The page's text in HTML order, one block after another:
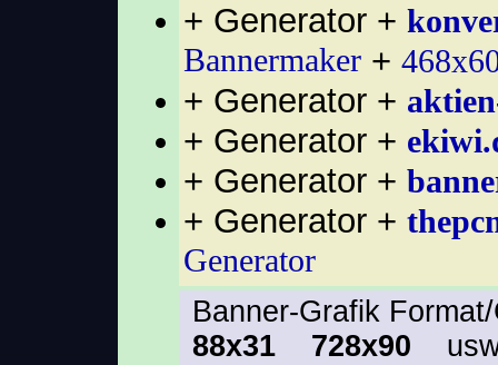
+ Generator +
Bannermaker +
+ Generator +
+ Generator +
+ Generator +
+ Generator +
Generator
Banner-Grafik
88x31
728x90